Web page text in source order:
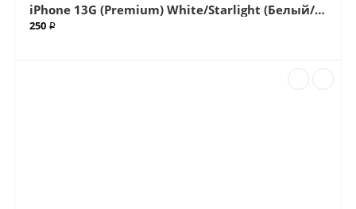
iPhone 13G (Premium) White/Starlight (Белый/Сияющая звезда) Big (Большой вырез) Крышка (Артикул.ГС-504)
250 ₽